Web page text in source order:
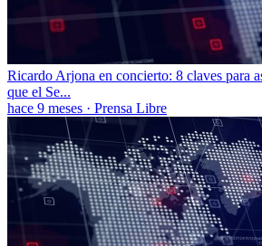
Ricardo Arjona en concierto: 8 claves para
que el Se...
hace 9 meses · Prensa Libre